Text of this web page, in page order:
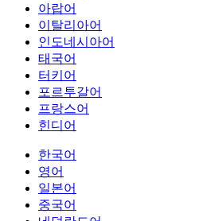
아랍어
이탈리아어
인도네시아어
태국어
터키어
포르투갈어
프랑스어
힌디어
한국어
영어
일본어
중국어